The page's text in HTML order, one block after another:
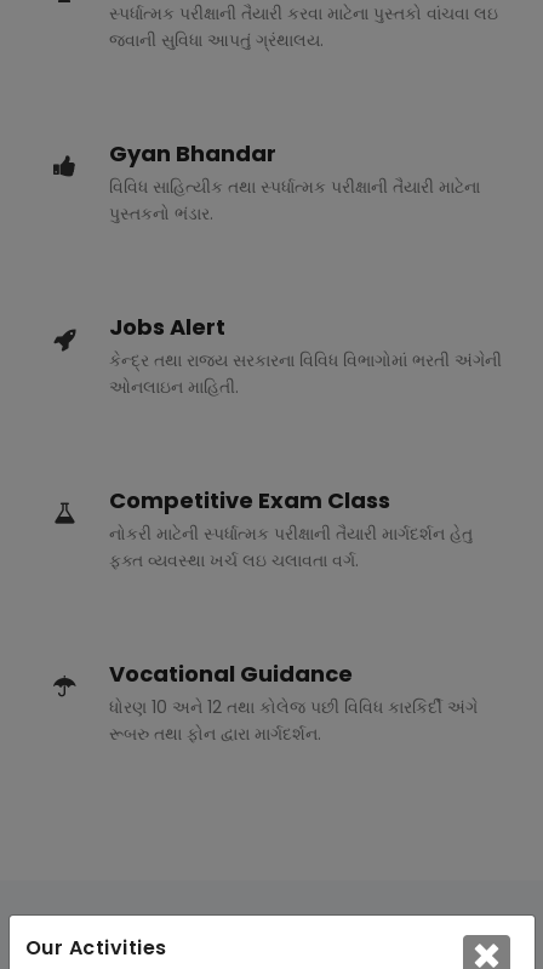
Our Activities
સ્પર્ધાત્મક પરીક્ષાની તૈયારી કરવા માટેના પુસ્તકો વાંચવા લઇ
જવાની સુવિધા આપતું ગ્રંથાલય.
Gyan Bhandar
વિવિધ સાહિત્યીક તથા સ્પર્ધાત્મક પરીક્ષાની તૈયારી માટેના
પુસ્તકનો ભંડાર.
Jobs Alert
કેન્દ્ર તથા રાજ્ય સરકારના વિવિધ વિભાગોમાં ભરતી અંગેની
ઓનલાઇન માહિતી.
Competitive Exam Class
નોકરી માટેની સ્પર્ધાત્મક પરીક્ષાની તૈયારી માર્ગદર્શન હેતુ
ફક્ત વ્યવસ્થા ખર્ચ લઇ ચલાવતા વર્ગ.
Vocational Guidance
ધોરણ 10 અને 12 તથા કોલેજ પછી વિવિધ કારકિર્દી અંગે
રૂબરુ તથા ફોન દ્વારા માર્ગદર્શન.